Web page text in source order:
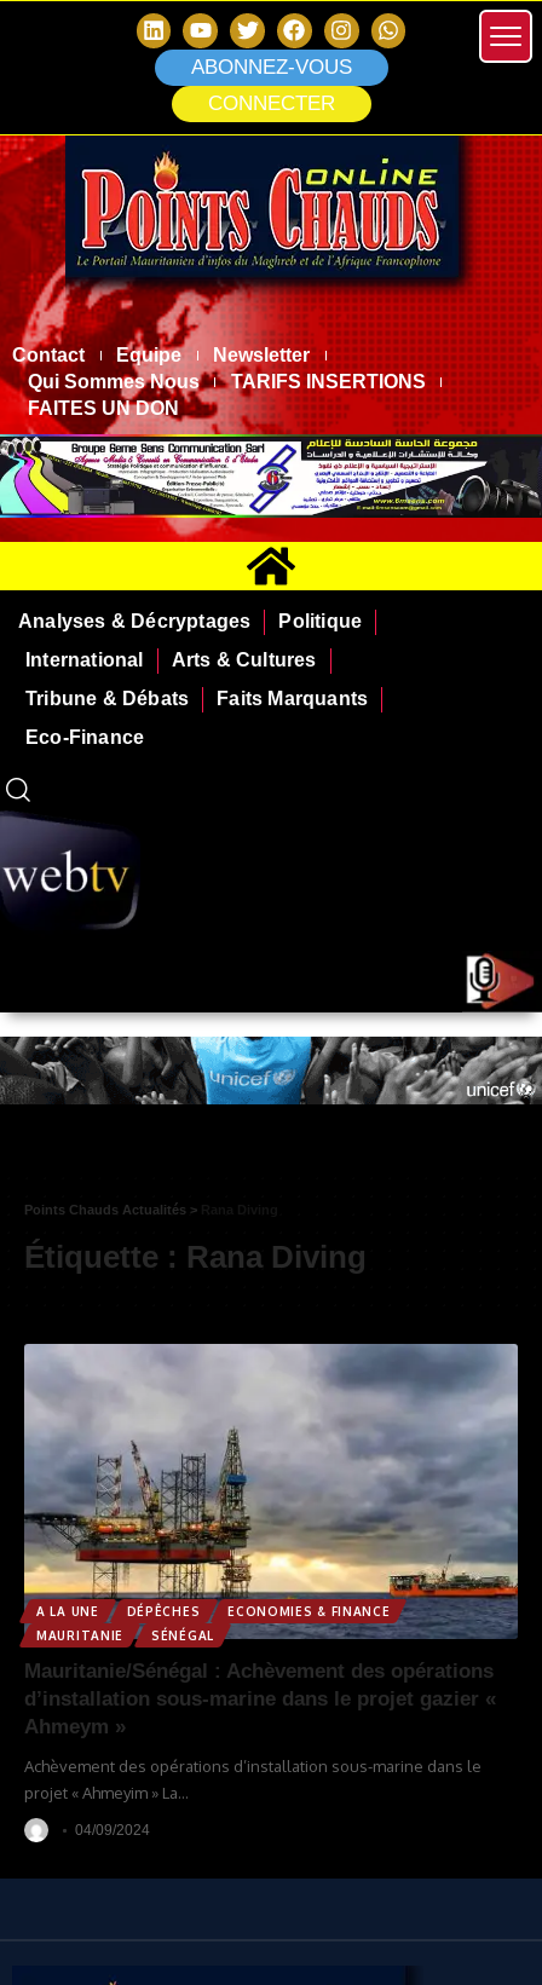
ABONNEZ-VOUS
CONNECTER
Contact Equipe
Newsletter
Qui Sommes Nous
TARIFS INSERTIONS
FAITES UN DON
Analyses & Décryptages
Politique
International
Arts & Cultures
Tribune & Débats
Faits Marquants
Eco-Finance
Points Chauds Actualités >
Étiquette : Rana Diving
A LA UNE DÉPÊCHES
ECONOMIES & FINANCE
MAURITANIE
SÉNÉGAL
Mauritanie/Sénégal : Achèvement des opérations
d’installation sous-marine dans le projet gazier «
Ahmeym »
Achèvement des opérations d’installation sous-marine dans le
projet « Ahmeyim » La…
04/09/2024